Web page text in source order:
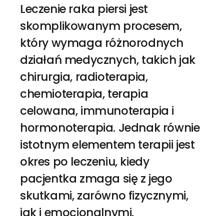
Leczenie raka piersi jest
skomplikowanym procesem,
który wymaga różnorodnych
działań medycznych, takich jak
chirurgia, radioterapia,
chemioterapia, terapia
celowana, immunoterapia i
hormonoterapia. Jednak równie
istotnym elementem terapii jest
okres po leczeniu, kiedy
pacjentka zmaga się z jego
skutkami, zarówno fizycznymi,
jak i emocjonalnymi.